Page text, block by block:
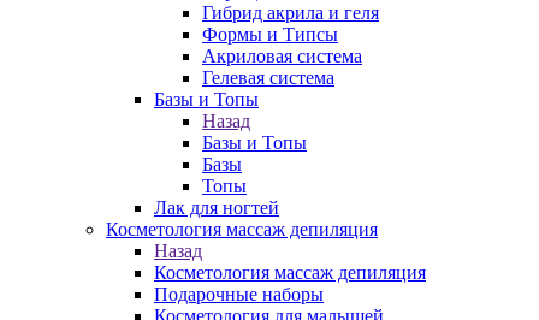
Гибрид акрила и геля
Формы и Типсы
Акриловая система
Гелевая система
Базы и Топы
Назад
Базы и Топы
Базы
Топы
Лак для ногтей
Косметология массаж депиляция
Назад
Косметология массаж депиляция
Подарочные наборы
Косметология для малышей